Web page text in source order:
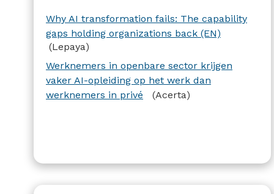
cijfers gepubliceerd van een studie over het
aantal opgeleide werknemers.
Why AI transformation fails: The capability
gaps holding organizations back (EN)
(Lepaya)
Werknemers in openbare sector krijgen
vaker AI-opleiding op het werk dan
werknemers in privé
(Acerta)